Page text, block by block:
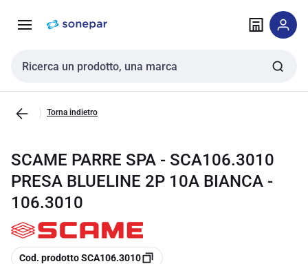
navigazione alla
Cerca input
Torna indietro
SCAME PARRE SPA - SCA106.3010
PRESA BLUELINE 2P 10A BIANCA -
106.3010
copia
Cod. prodotto SCA106.3010